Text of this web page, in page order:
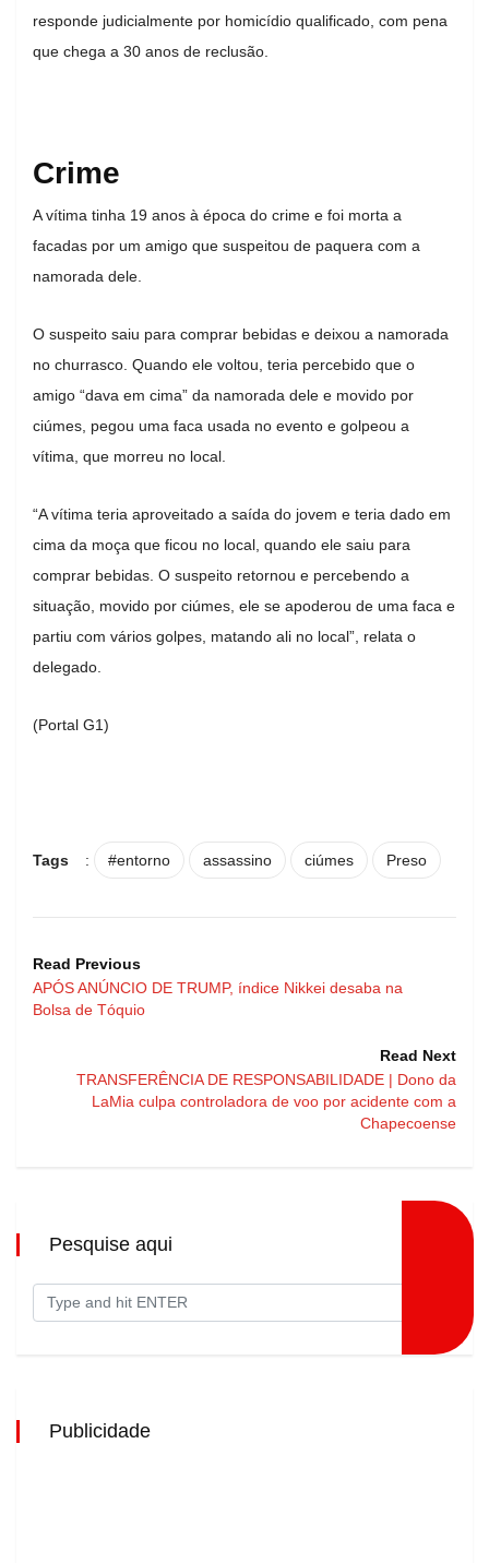
responde judicialmente por homicídio qualificado, com pena
que chega a 30 anos de reclusão.
Crime
A vítima tinha 19 anos à época do crime e foi morta a
facadas por um amigo que suspeitou de paquera com a
namorada dele.
O suspeito saiu para comprar bebidas e deixou a namorada
no churrasco. Quando ele voltou, teria percebido que o
amigo “dava em cima” da namorada dele e movido por
ciúmes, pegou uma faca usada no evento e golpeou a
vítima, que morreu no local.
“A vítima teria aproveitado a saída do jovem e teria dado em
cima da moça que ficou no local, quando ele saiu para
comprar bebidas. O suspeito retornou e percebendo a
situação, movido por ciúmes, ele se apoderou de uma faca e
partiu com vários golpes, matando ali no local”, relata o
delegado.
(Portal G1)
Tags : #entorno assassino ciúmes Preso
Read Previous
APÓS ANÚNCIO DE TRUMP, índice Nikkei desaba na
Bolsa de Tóquio
Read Next
TRANSFERÊNCIA DE RESPONSABILIDADE | Dono da
LaMia culpa controladora de voo por acidente com a
Chapecoense
Pesquise aqui
Publicidade